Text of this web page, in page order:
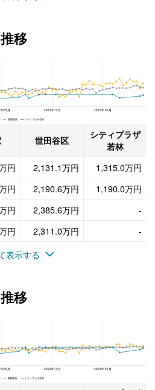
移
09月 2023年12月 2025年03月
世田谷区 シティプラザ若林
世田谷区
シティプラザ
若林
円 2,131.1万円
1,315.0万円
円 2,190.6万円
1,190.0万円
円 2,385.6万円
-
円 2,311.0万円
-
表示する
移
09月 2023年12月 2025年03月
世田谷区 シティプラザ若林